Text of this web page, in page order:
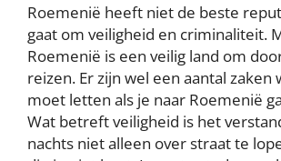
Roemenië heeft niet de beste
gaat om veiligheid en criminaliteit.
Roemenië is een veilig land om
reizen. Er zijn wel een aantal zaken
moet letten als je naar Roemenië
Wat betreft veiligheid is het
nachts niet alleen over straat te